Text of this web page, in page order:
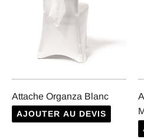
Attache Organza Blanc
AJOUTER AU DEVIS